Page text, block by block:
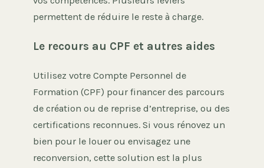
permettent de réduire le reste à charge.
Le recours au CPF et autres aides
Utilisez votre Compte Personnel de
Formation (CPF) pour financer des parcours
de création ou de reprise d’entreprise, ou des
certifications reconnues. Si vous rénovez un
bien pour le louer ou envisagez une
reconversion, cette solution est la plus